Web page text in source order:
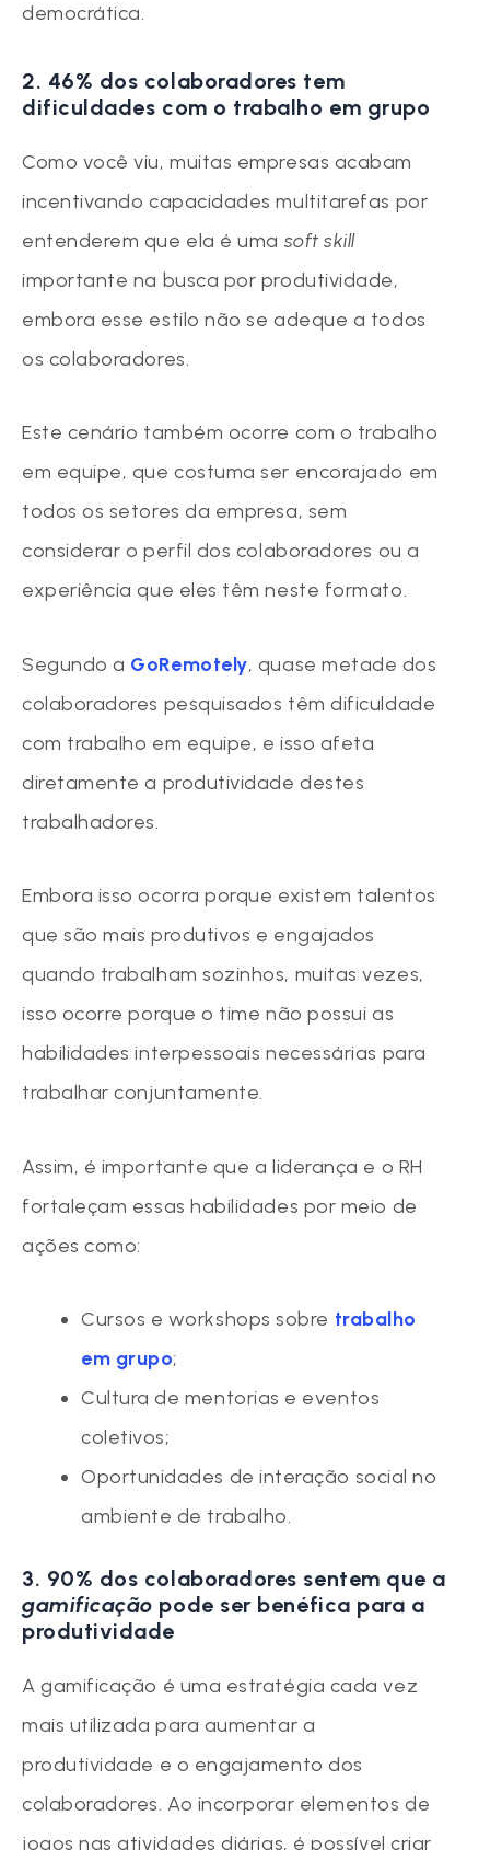
democrática.
2. 46% dos colaboradores tem
dificuldades com o trabalho em grupo
Como você viu, muitas empresas acabam
incentivando capacidades multitarefas por
entenderem que ela é uma soft skill
importante na busca por produtividade,
embora esse estilo não se adeque a todos
os colaboradores.
Este cenário também ocorre com o trabalho
em equipe, que costuma ser encorajado em
todos os setores da empresa, sem
considerar o perfil dos colaboradores ou a
experiência que eles têm neste formato.
Segundo a GoRemotely, quase metade dos
colaboradores pesquisados têm dificuldade
com trabalho em equipe, e isso afeta
diretamente a produtividade destes
trabalhadores.
Embora isso ocorra porque existem talentos
que são mais produtivos e engajados
quando trabalham sozinhos, muitas vezes,
isso ocorre porque o time não possui as
habilidades interpessoais necessárias para
trabalhar conjuntamente.
Assim, é importante que a liderança e o RH
fortaleçam essas habilidades por meio de
ações como:
Cursos e workshops sobre trabalho
em grupo;
Cultura de mentorias e eventos
coletivos;
Oportunidades de interação social no
ambiente de trabalho.
3. 90% dos colaboradores sentem que a
gamificação pode ser benéfica para a
produtividade
A gamificação é uma estratégia cada vez
mais utilizada para aumentar a
produtividade e o engajamento dos
colaboradores. Ao incorporar elementos de
jogos nas atividades diárias, é possível criar